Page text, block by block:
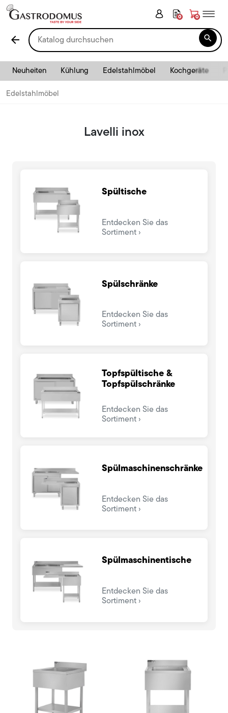
0 0
arrow_back 
Neuheiten Kühlung Edelstahlmöbel Kochgeräte
Edelstahlmöbel
Lavelli inox
Spültische
Entdecken Sie das
Sortiment
Spülschränke
Entdecken Sie das
Sortiment
Topfspültische &
Topfspülschränke
Entdecken Sie das
Sortiment
Spülmaschinenschränke
Entdecken Sie das
Sortiment
Spülmaschinentische
Entdecken Sie das
Sortiment